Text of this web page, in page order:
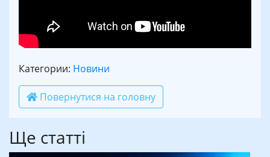
Категории: Новини
Повернутися на головну
Ще статті